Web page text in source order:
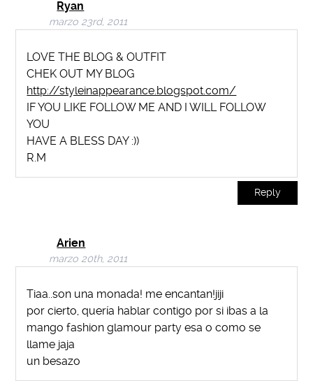
Ryan
marzo 23rd, 2011
LOVE THE BLOG & OUTFIT
CHEK OUT MY BLOG
http://styleinappearance.blogspot.com/
IF YOU LIKE FOLLOW ME AND I WILL FOLLOW
YOU
HAVE A BLESS DAY :))
R.M
Reply
Arien
marzo 20th, 2011
Tiaa..son una monada! me encantan!jiji
por cierto, quería hablar contigo por si ibas a la
mango fashion glamour party esa o como se
llame jaja
un besazo